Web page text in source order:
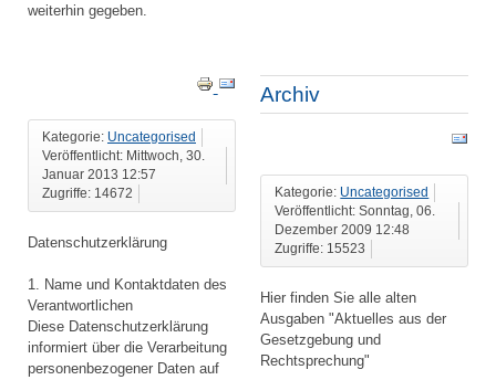
weiterhin gegeben.
Kategorie: Uncategorised
Veröffentlicht: Mittwoch, 30.
Januar 2013 12:57
Zugriffe: 14672
Datenschutzerklärung
1. Name und Kontaktdaten des
Verantwortlichen
Diese Datenschutzerklärung
informiert über die Verarbeitung
personenbezogener Daten auf
Archiv
Kategorie: Uncategorised
Veröffentlicht: Sonntag, 06.
Dezember 2009 12:48
Zugriffe: 15523
Hier finden Sie alle alten
Ausgaben "Aktuelles aus der
Gesetzgebung und
Rechtsprechung"